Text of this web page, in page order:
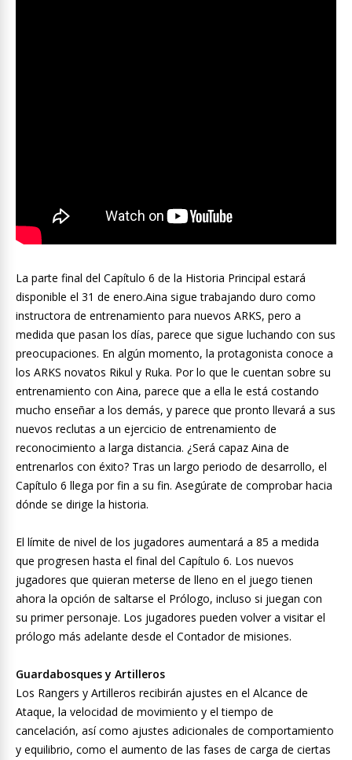
La parte final del Capítulo 6 de la Historia Principal estará
disponible el 31 de enero.Aina sigue trabajando duro como
instructora de entrenamiento para nuevos ARKS, pero a
medida que pasan los días, parece que sigue luchando con sus
preocupaciones. En algún momento, la protagonista conoce a
los ARKS novatos Rikul y Ruka. Por lo que le cuentan sobre su
entrenamiento con Aina, parece que a ella le está costando
mucho enseñar a los demás, y parece que pronto llevará a sus
nuevos reclutas a un ejercicio de entrenamiento de
reconocimiento a larga distancia. ¿Será capaz Aina de
entrenarlos con éxito? Tras un largo periodo de desarrollo, el
Capítulo 6 llega por fin a su fin. Asegúrate de comprobar hacia
dónde se dirige la historia.
El límite de nivel de los jugadores aumentará a 85 a medida
que progresen hasta el final del Capítulo 6. Los nuevos
jugadores que quieran meterse de lleno en el juego tienen
ahora la opción de saltarse el Prólogo, incluso si juegan con
su primer personaje. Los jugadores pueden volver a visitar el
prólogo más adelante desde el Contador de misiones.
Guardabosques y Artilleros
Los Rangers y Artilleros recibirán ajustes en el Alcance de
Ataque, la velocidad de movimiento y el tiempo de
cancelación, así como ajustes adicionales de comportamiento
y equilibrio, como el aumento de las fases de carga de ciertas